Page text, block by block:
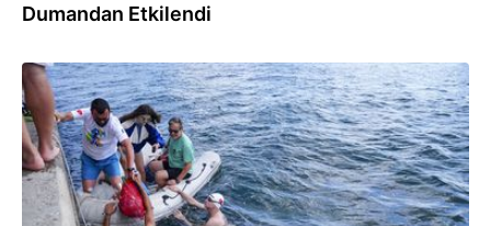
Dumandan Etkilendi
14.07.2026